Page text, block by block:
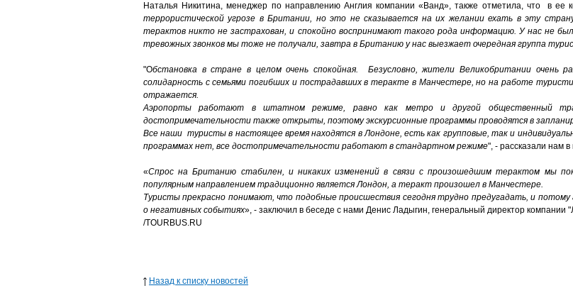
Наталья Никитина, менеджер по направлению Англия компании «Ванд», также отметила, что в ее
террористической угрозе в Британии, но это не сказывается на их желании ехать в эту
терактов никто не застрахован, и спокойно воспринимают такого рода информацию. У нас не
тревожных звонков мы тоже не получали, завтра в Британию у нас выезжает очередная группа
"Обстановка в стране в целом очень спокойная. Безусловно, жители Великобритании очень
солидарность с семьями погибших и пострадавших в теракте в Манчестере, но на работе
отражается.
Аэропорты работают в штатном режиме, равно как метро и другой общественный
достопримечательности также открыты, поэтому экскурсионные программы проводятся в
Все наши туристы в настоящее время находятся в Лондоне, есть как групповые, так и
программах нет, все достопримечательности работают в стандартном режиме", - рассказали нам
«Спрос на Британию стабилен, и никаких изменений в связи с произошедшим терактом мы
популярным направлением традиционно является Лондон, а теракт произошел в Манчестере.
Туристы прекрасно понимают, что подобные происшествия сегодня трудно предугадать, и
о негативных событиях», - заключил в беседе с нами Денис Ладыгин, генеральный директор компании
/TOURBUS.RU
Назад к списку новостей